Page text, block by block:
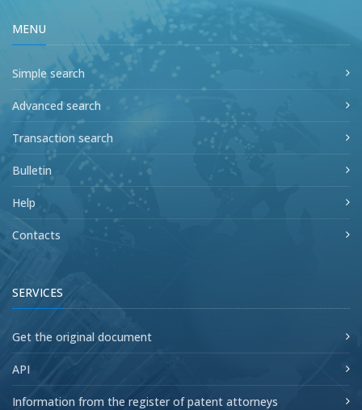
MENU
Simple search
Advanced search
Transaction search
Bulletin
Help
Contacts
SERVICES
Get the original document
API
Information from the register of patent attorneys